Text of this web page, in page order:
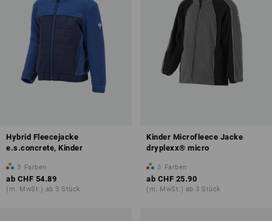
Hybrid Fleecejacke
e.s.concrete, Kinder
3 Farben
ab CHF 54.89
(m. MwSt.) ab 3 Stück
Kinder Microfleece Jacke
dryplexx® micro
3 Farben
ab CHF 25.90
(m. MwSt.) ab 3 Stück